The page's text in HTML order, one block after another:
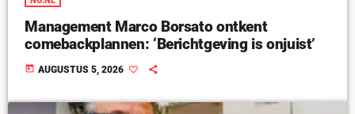
Management Marco Borsato ontkent
comebackplannen: ‘Berichtgeving is onjuist’
today AUGUSTUS 5, 2026